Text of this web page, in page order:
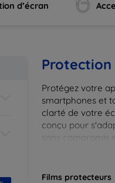
d’écran
Protection
Protégez votre
smartphones et
clarté de votre
conçu pour
sans compromis
Films protecteurs